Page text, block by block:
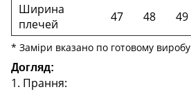
Ширина
плечей
47 48 49
* Заміри вказано по готовому виробу
Догляд:
1. Прання: